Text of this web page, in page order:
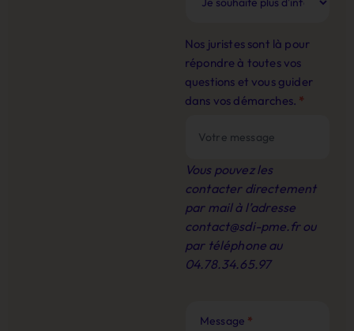
Nos juristes sont là pour
répondre à toutes vos
questions et vous guider
dans vos démarches. *
Vous pouvez les
contacter directement
par mail à l’adresse
contact@sdi-pme.frou
par téléphone au
04.78.34.65.97
Message *